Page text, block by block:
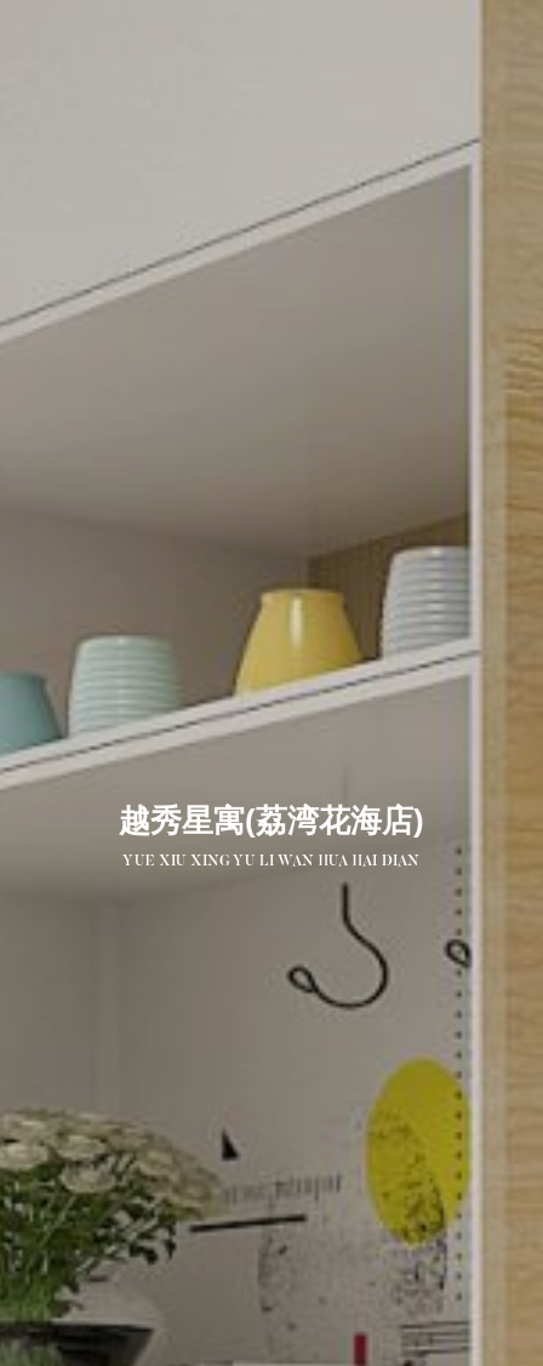
越秀星寓(荔湾花海店)
YUE XIU XING YU LI WAN HUA HAI DIAN